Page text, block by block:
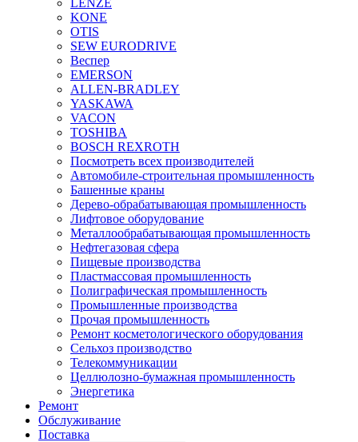
LENZE
KONE
OTIS
SEW EURODRIVE
Веспер
EMERSON
ALLEN-BRADLEY
YASKAWA
VACON
TOSHIBA
BOSCH REXROTH
Посмотреть всех производителей
Автомобиле-строительная промышленность
Башенные краны
Дерево-обрабатывающая промышленность
Лифтовое оборудование
Металлообрабатывающая промышленность
Нефтегазовая сфера
Пищевые производства
Пластмассовая промышленность
Полиграфическая промышленность
Промышленные производства
Прочая промышленность
Ремонт косметологического оборудования
Сельхоз производство
Телекоммуникации
Целлюлозно-бумажная промышленность
Энергетика
Ремонт
Обслуживание
Поставка